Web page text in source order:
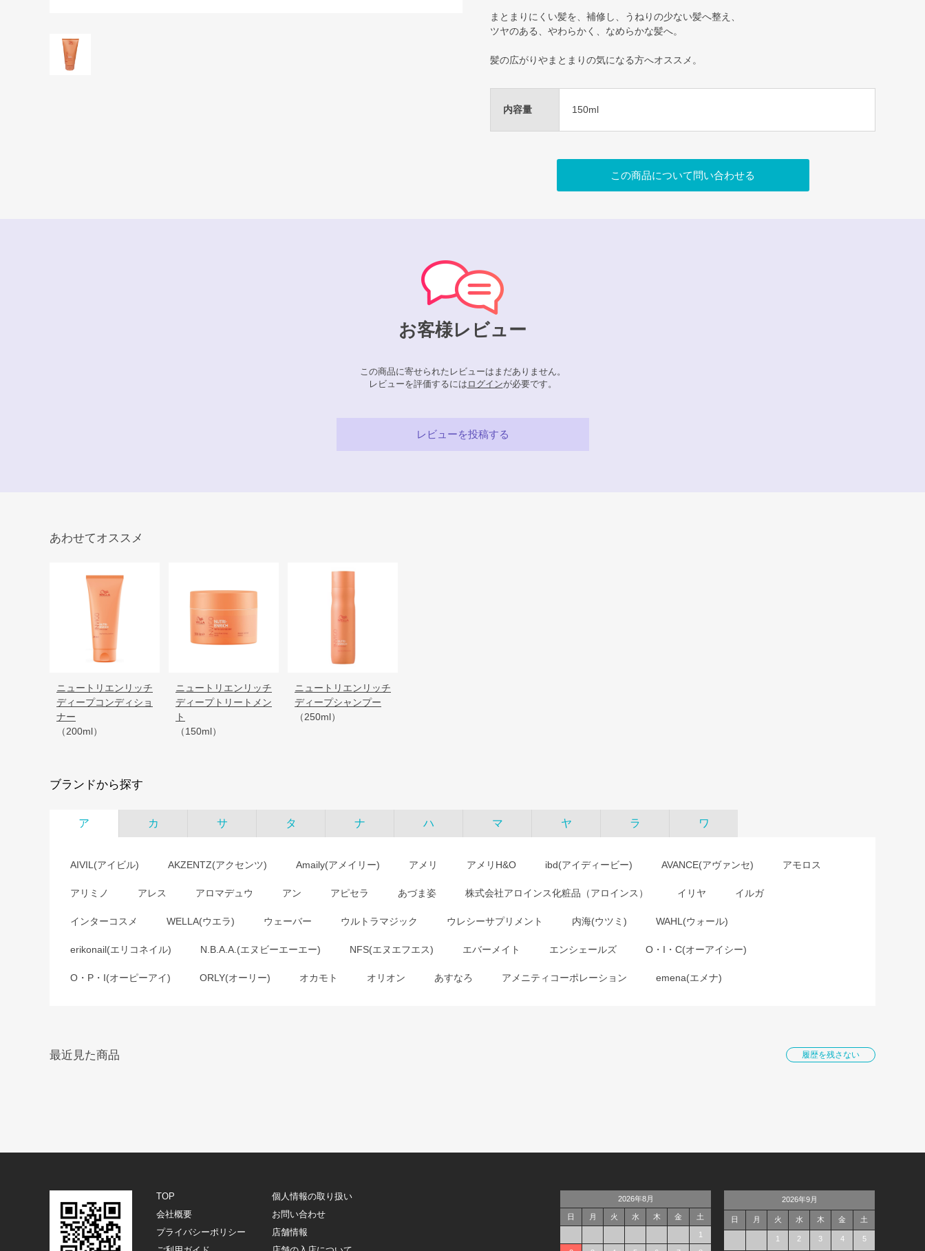
まとまりにくい髪を、補修し、うねりの少ない髪へ整え、
ツヤのある、やわらかく、なめらかな髪へ。
髪の広がりやまとまりの気になる方へオススメ。
内容量 150ml
この商品について問い合わせる
お客様レビュー
この商品に寄せられたレビューはまだありません。
レビューを評価するには ログインが必要です。
レビューを投稿する
あわせてオススメ
ニュートリエンリッチ
ディープコンディショ
ナー
（200ml）
ニュートリエンリッチ
ディープトリートメン
ト
（150ml）
ニュートリエンリッチ
ディープシャンプー
（250ml）
ブランドから探す
ア カ サ タ ナ ハ マ ヤ ラ ワ
AIVIL(アイビル) AKZENTZ(アクセンツ) Amaily(アメイリー) アメリ アメリH&O ibd(アイディービー) AVANCE(アヴァンセ) アモロス
アリミノ アレス アロマデュウ アン アピセラ あづま姿 株式会社アロインス化粧品（アロインス） イリヤ イルガ
インターコスメ WELLA(ウエラ) ウェーバー ウルトラマジック ウレシーサプリメント 内海(ウツミ) WAHL(ウォール)
erikonail(エリコネイル) N.B.A.A.(エヌビーエーエー) NFS(エヌエフエス) エバーメイト エンシェールズ O・I・C(オーアイシー)
O・P・I(オーピーアイ) ORLY(オーリー) オカモト オリオン あすなろ アメニティコーポレーション emena(エメナ)
最近見た商品 履歴を残さない
TOP
個人情報の取り扱い
会社概要
お問い合わせ
プライバシーポリシー
店舗情報
2026年8月
日 月 火 水 木 金 土
1
2026年9月
日 月 火 水 木 金 土
1 2 3 4 5